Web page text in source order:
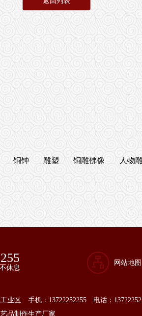
铜钟 雕塑 铜雕佛像 人物
休息
网站地
业区 手机：13722252255 电话：
艺品制作生产厂家